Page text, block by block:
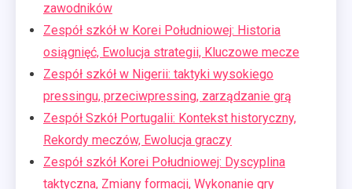
zawodników
Zespół szkół w Korei Południowej: Historia
osiągnięć, Ewolucja strategii, Kluczowe mecze
Zespół szkół w Nigerii: taktyki wysokiego
pressingu, przeciwpressing, zarządzanie grą
Zespół Szkół Portugalii: Kontekst historyczny,
Rekordy meczów, Ewolucja graczy
Zespół szkół Korei Południowej: Dyscyplina
taktyczna, Zmiany formacji, Wykonanie gry